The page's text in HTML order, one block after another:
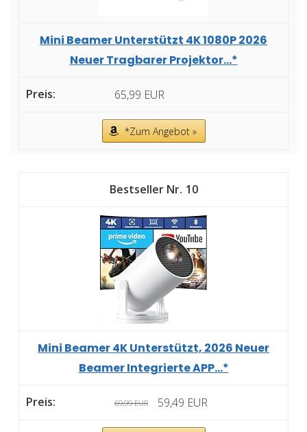
Mini Beamer Unterstützt 4K 1080P 2026
Neuer Tragbarer Projektor...*
65,99 EUR
*Zum Angebot »
10
Mini Beamer 4K Unterstützt, 2026 Neuer
Beamer Integrierte APP...*
69,99 EUR 59,49 EUR